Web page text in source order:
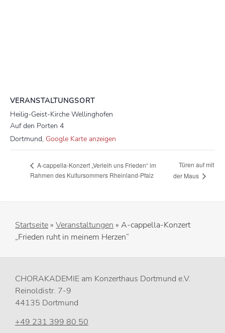
VERANSTALTUNGSORT
Heilig-Geist-Kirche Wellinghofen
Auf den Porten 4
Dortmund, Google Karte anzeigen
A-cappella-Konzert „Verleih uns Frieden“ im
Rahmen des Kultursommers Rheinland-Pfalz
Türen auf mit
der Maus
Startseite » Veranstaltungen » A-cappella-Konzert
„Frieden ruht in meinem Herzen“
CHORAKADEMIE am Konzerthaus Dortmund e.V.
Reinoldistr. 7-9
44135 Dortmund
+49 231 399 80 50